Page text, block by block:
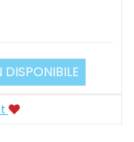
DISPONIBILE